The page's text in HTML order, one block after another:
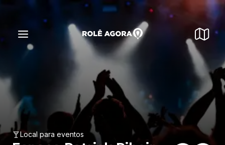
Local para eventos